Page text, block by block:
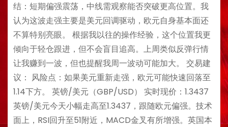
结：短期偏强震荡，中线需观察能否突破更高位置。我
认为这波走强主要是美元回调驱动，欧元自身基本面还
不算特别亮眼。 根据我以往的操作经验，这个位置我更
倾向于轻仓跟进，但不会盲目追高。上周类似反弹行情
让我赚到一波，但也提醒我周一波动可能加大。 交易建
议： 风险点：如果美元重新走强，欧元可能快速回落至
1.14下方。 英镑/美元（GBP/USD） 实时现价：1.3437
英镑/美元今天小幅走高至1.3437，跟随欧元偏强。技术
面上，RSI回升至51附近，MACD金叉有所增强。英国本